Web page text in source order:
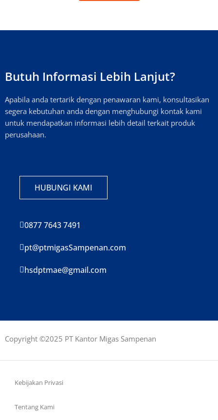
Butuh Informasi Lebih Lanjut?
Apabila anda tertarik dengan penawaran kami, konsultasikan
segera kebutuhan anda dengan menghubungi kontak kami
untuk mendapatkan informasi lebih detail terkait produk
perusahaan.
HUBUNGI KAMI
0877 7643 7491
pt@ptmigasSampenan.com
hsdptmae@gmail.com
Copyright ©2025 PT Kantor Migas Sampenan
Kebijakan Privasi
Tentang Kami